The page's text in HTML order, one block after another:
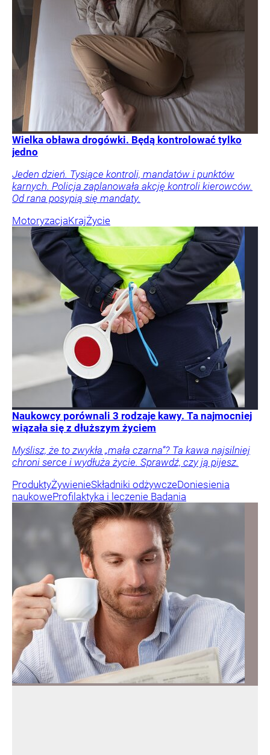
Wielka obława drogówki. Będą kontrolować tylko
jedno
Jeden dzień. Tysiące kontroli, mandatów i punktów
karnych. Policja zaplanowała akcję kontroli kierowców.
Od rana posypią się mandaty.
MotoryzacjaKrajŻycie
Naukowcy porównali 3 rodzaje kawy. Ta najmocniej
wiązała się z dłuższym życiem
Myślisz, że to zwykła „mała czarna”? Ta kawa najsilniej
chroni serce i wydłuża życie. Sprawdź, czy ją pijesz.
ProduktyŻywienieSkładniki odżywczeDoniesienia
naukoweProfilaktyka i leczenie Badania